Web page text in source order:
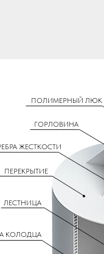
КОЛОДЦА
ЛЕСТНИЦА
ПЕРЕКРЫТИЕ
ЖЕСТКОСТИ
ГОРЛОВИНА
ПОЛИМЕРНЫЙ ЛЮК